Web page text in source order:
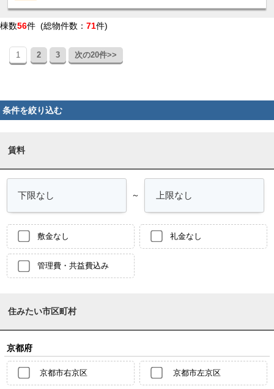
棟数56件 (総物件数： 71件)
1 2 3 次の20件>>
条件を絞り込む
賃料
～
敷金なし 礼金なし
管理費・共益費込み
住みたい市区町村
京都府
京都市右京区 京都市左京区